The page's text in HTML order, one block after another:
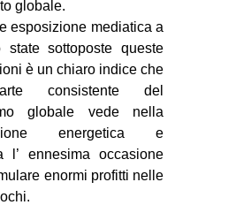
globale.
esposizione mediatica a
state sottoposte queste
è un chiaro indice che
consistente del
globale vede nella
energetica e
l’ ennesima occasione
enormi profitti nelle